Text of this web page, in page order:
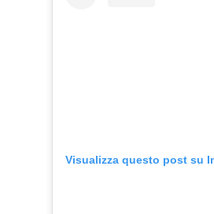
Visualizza questo post su